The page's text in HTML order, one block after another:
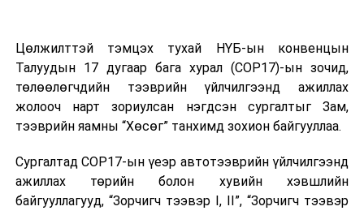
ажээ.
Хурлын хөтөлбөр мэдээллийгhttp://icase.mn/program-
хүлээн авна уу. ICASE 2025 хурал нь 2025 оны
зургаадугаар сарын 09-нөөс 10-нд Улаанбаатар
галерейн 3 давхарт болно. Хуралдааны талаарх
мэдээллийг 99737368 тоот утсаар авах боломжтой
юм байна.
Цөлжилттэй тэмцэх тухай НҮБ-ын конвенцын
Талуудын 17 дугаар бага хурал (COP17)-ын зочид,
төлөөлөгчдийн тээврийн үйлчилгээнд ажиллах
жолооч нарт зориулсан нэгдсэн сургалтыг Зам,
тээврийн яамны “Хөсөг” танхимд зохион байгууллаа.
Сургалтад COP17-ын үеэр автотээврийн үйлчилгээнд
ажиллах төрийн болон хувийн хэвшлийн
байгууллагууд, “Зорчигч тээвэр I, II”, “Зорчигч тээвэр